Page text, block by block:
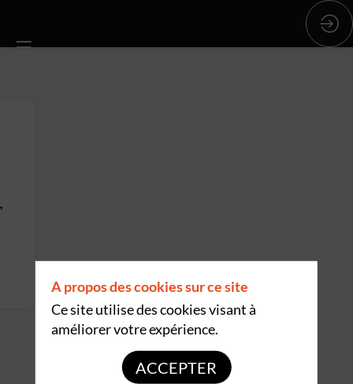
A propos des cookies sur ce site
Ce site utilise des cookies visant à
améliorer votre expérience.
ACCEPTER